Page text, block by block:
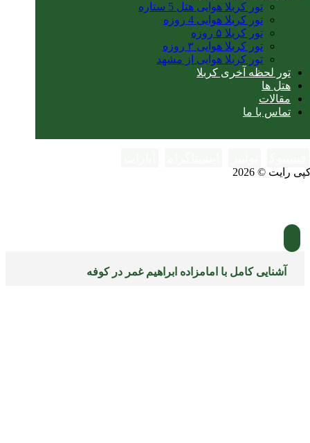
تور کربلا هوایی هتل 5 ستاره
تور کربلا هوایی 4 روزه
تور کربلا ۵ روزه
تور کربلا هوایی ۳ روزه
تور کربلا هوایی از مشهد
تور لحظه آخری کربلا
هتل ها
مقالات
تماس با ما
رایت © 2026
آشنایی کامل با امامزاده ابراهیم غمر در کوفه